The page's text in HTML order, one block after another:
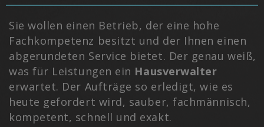
Sie wollen einen Betrieb, der eine hohe
Fachkompetenz besitzt und der Ihnen einen
abgerundeten Service bietet. Der genau weiß,
was für Leistungen ein Hausverwalter
erwartet. Der Aufträge so erledigt, wie es
heute gefordert wird, sauber, fachmännisch,
kompetent, schnell und exakt.